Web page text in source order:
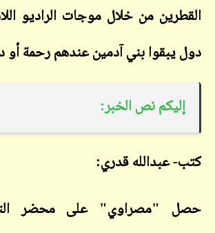
القطرين من خلال موجات الراديو
دول يبقوا بني آدمين عندهم رحمة
إليكم نص الخبر:
كتب- عبدالله قدري:
حصل "مصراوي" على محضر